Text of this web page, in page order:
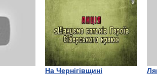
На Чернігівщині